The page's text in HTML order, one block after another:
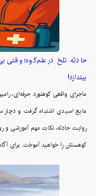
حادثه تلخ در علم‌کوه؛ وقتی
بیندازد!
ماجرای واقعی کوهنورد حرفه‌ای،
مایع اسیدی اشتباه گرفت و دچار
روایت حادثه، نکات مهم آموزشی و
کوهستان را خواهید آموخت. برای